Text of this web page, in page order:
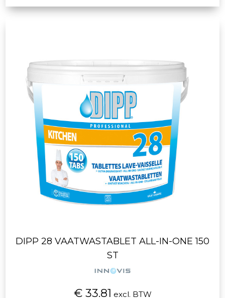
DIPP 28 VAATWASTABLET ALL-IN-ONE 150
ST
€ 33.81 excl. BTW